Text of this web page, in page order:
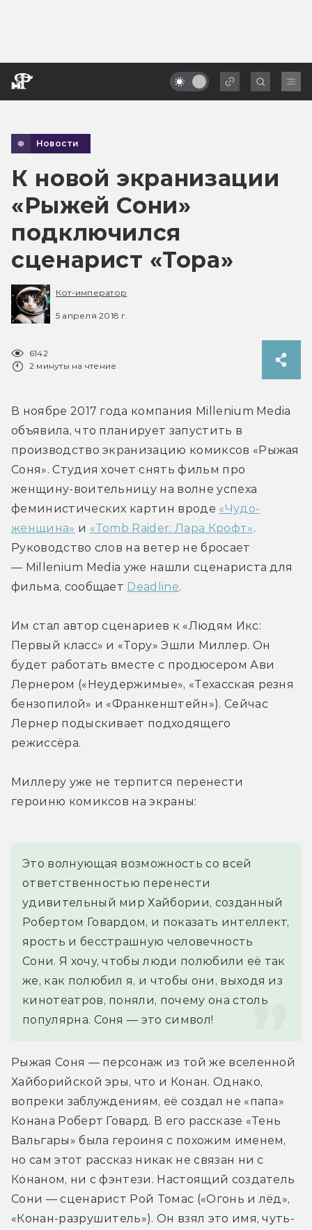
Новости
К новой экранизации
«Рыжей Сони»
подключился
сценарист «Тора»
Кот-император
5 апреля 2018 г.
6142
2 минуты на чтение
В ноябре 2017 года компания Millenium Media
объявила, что планирует запустить в
производство экранизацию комиксов «Рыжая
Соня». Студия хочет снять фильм про
женщину-воительницу на волне успеха
феминистических картин вроде «Чудо-
женщина» и «Tomb Raider: Лара Крофт».
Руководство слов на ветер не бросает
— Millenium Media уже нашли сценариста для
фильма, сообщает Deadline.
Им стал автор сценариев к «Людям Икс:
Первый класс» и «Тору» Эшли Миллер. Он
будет работать вместе с продюсером Ави
Лернером («Неудержимые», «Техасская резня
бензопилой» и «Франкенштейн»). Сейчас
Лернер подыскивает подходящего
режиссёра.
Миллеру уже не терпится перенести
героиню комиксов на экраны:
Это волнующая возможность со всей
ответственностью перенести
удивительный мир Хайбории, созданный
Робертом Говардом, и показать интеллект,
ярость и бесстрашную человечность
Сони. Я хочу, чтобы люди полюбили её так
же, как полюбил я, и чтобы они, выходя из
кинотеатров, поняли, почему она столь
популярна. Соня — это символ!
Рыжая Соня — персонаж из той же вселенной
Хайборийской эры, что и Конан. Однако,
вопреки заблуждениям, её создал не «папа»
Конана Роберт Говард. В его рассказе «Тень
Вальгары» была героиня с похожим именем,
но сам этот рассказ никак не связан ни с
Конаном, ни с фэнтези. Настоящий создатель
Сони — сценарист Рой Томас («Огонь и лёд»,
«Конан-разрушитель»). Он взял это имя, чуть-